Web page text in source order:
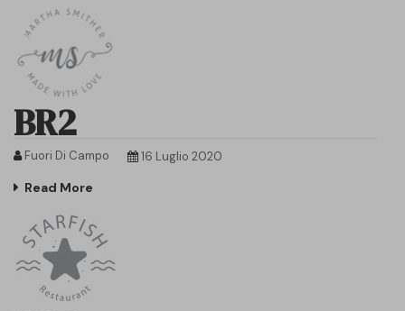
BR2
Fuori Di Campo 16 Luglio 2020
Read More